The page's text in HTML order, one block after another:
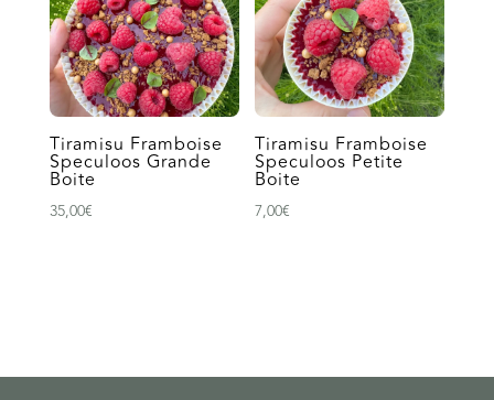
73,00€
Tiramisu Framboise
Speculoos Grande
Boite
35,00€
Tiramisu Framboise
Speculoos Petite
Boite
7,00€